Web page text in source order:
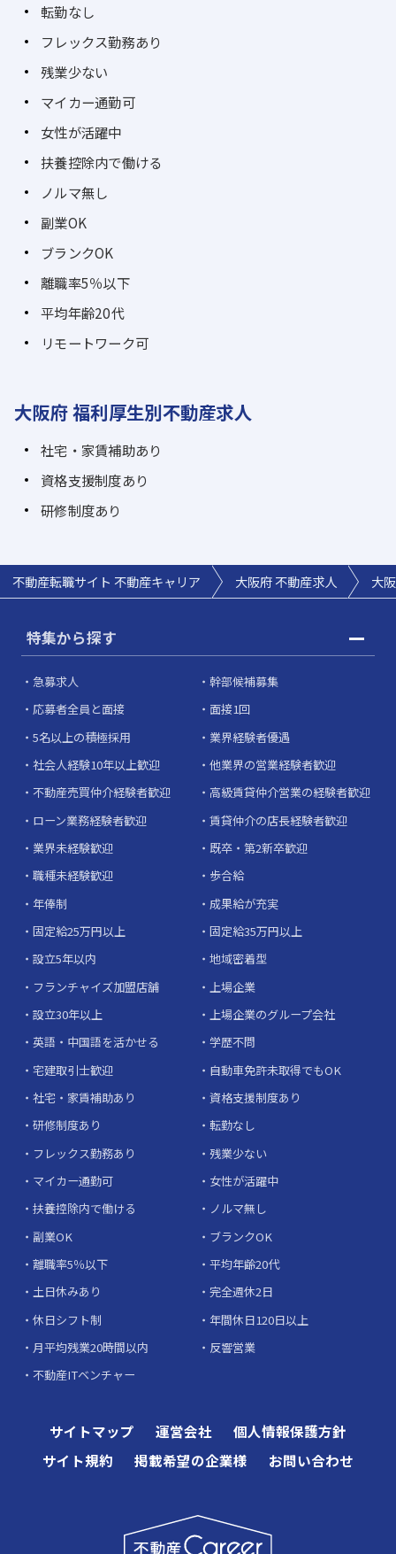
転勤なし
フレックス勤務あり
残業少ない
マイカー通勤可
女性が活躍中
扶養控除内で働ける
ノルマ無し
副業OK
ブランクOK
離職率5％以下
平均年齢20代
リモートワーク可
大阪府 福利厚生別不動産求人
社宅・家賃補助あり
資格支援制度あり
研修制度あり
不動産転職サイト 不動産キャリア 大阪府 不動産求人 大
特集から探す
急募求人
幹部候補募集
応募者全員と面接
面接1回
5名以上の積極採用
業界経験者優遇
社会人経験10年以上歓迎
他業界の営業経験者歓迎
不動産売買仲介経験者歓迎
高級賃貸仲介営業の経験者歓迎
ローン業務経験者歓迎
賃貸仲介の店長経験者歓迎
業界未経験歓迎
既卒・第2新卒歓迎
職種未経験歓迎
歩合給
年俸制
成果給が充実
固定給25万円以上
固定給35万円以上
設立5年以内
地域密着型
フランチャイズ加盟店舗
上場企業
設立30年以上
上場企業のグループ会社
英語・中国語を活かせる
学歴不問
宅建取引士歓迎
自動車免許未取得でもOK
社宅・家賃補助あり
資格支援制度あり
研修制度あり
転勤なし
フレックス勤務あり
残業少ない
マイカー通勤可
女性が活躍中
扶養控除内で働ける
ノルマ無し
副業OK
ブランクOK
離職率5％以下
平均年齢20代
土日休みあり
完全週休2日
休日シフト制
年間休日120日以上
月平均残業20時間以内
反響営業
不動産ITベンチャー
サイトマップ 運営会社
個人情報保護方針
サイト規約
掲載希望の企業様 お問い合わせ